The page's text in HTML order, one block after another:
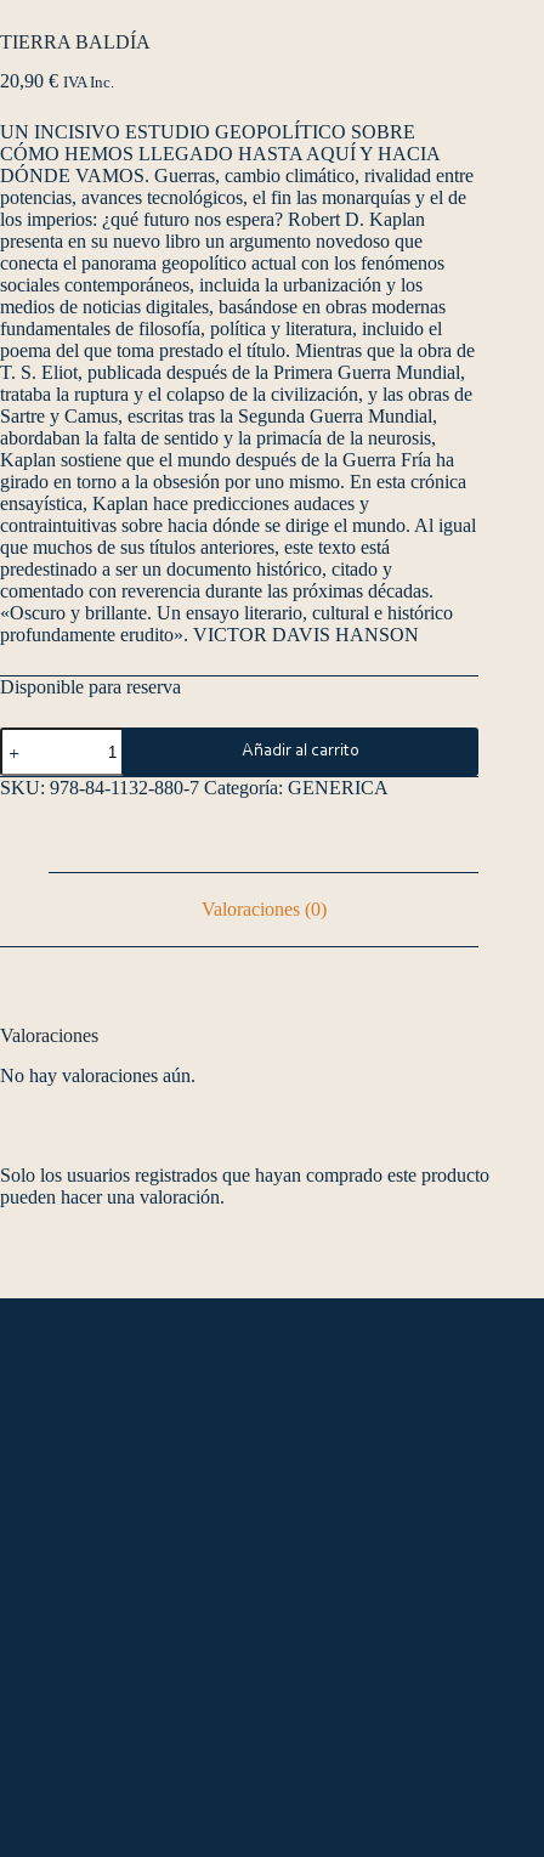
TIERRA BALDÍA
20,90 € IVA Inc.
UN INCISIVO ESTUDIO GEOPOLÍTICO SOBRE
CÓMO HEMOS LLEGADO HASTA AQUÍ Y HACIA
DÓNDE VAMOS. Guerras, cambio climático, rivalidad entre
potencias, avances tecnológicos, el fin las monarquías y el de
los imperios: ¿qué futuro nos espera? Robert D. Kaplan
presenta en su nuevo libro un argumento novedoso que
conecta el panorama geopolítico actual con los fenómenos
sociales contemporáneos, incluida la urbanización y los
medios de noticias digitales, basándose en obras modernas
fundamentales de filosofía, política y literatura, incluido el
poema del que toma prestado el título. Mientras que la obra de
T. S. Eliot, publicada después de la Primera Guerra Mundial,
trataba la ruptura y el colapso de la civilización, y las obras de
Sartre y Camus, escritas tras la Segunda Guerra Mundial,
abordaban la falta de sentido y la primacía de la neurosis,
Kaplan sostiene que el mundo después de la Guerra Fría ha
girado en torno a la obsesión por uno mismo. En esta crónica
ensayística, Kaplan hace predicciones audaces y
contraintuitivas sobre hacia dónde se dirige el mundo. Al igual
que muchos de sus títulos anteriores, este texto está
predestinado a ser un documento histórico, citado y
comentado con reverencia durante las próximas décadas.
«Oscuro y brillante. Un ensayo literario, cultural e histórico
profundamente erudito». VICTOR DAVIS HANSON
Disponible para reserva
Añadir al carrito
SKU: 978-84-1132-880-7 Categoría: GENERICA
Valoraciones (0)
Valoraciones
No hay valoraciones aún.
Solo los usuarios registrados que hayan comprado este producto
pueden hacer una valoración.